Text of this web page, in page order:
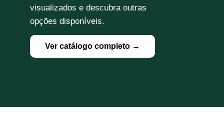
visualizados e descubra outras
opções disponíveis.
Ver catálogo completo →